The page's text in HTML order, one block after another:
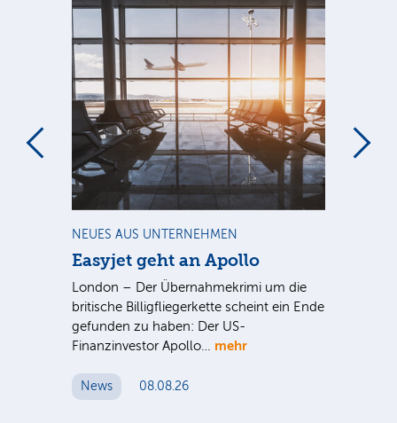
NEUES AUS UNTERNEHMEN
Easyjet geht an Apollo
London – Der Übernahmekrimi um die
britische Billigfliegerkette scheint ein Ende
gefunden zu haben: Der US-
Finanzinvestor Apollo… mehr
News 08.08.26